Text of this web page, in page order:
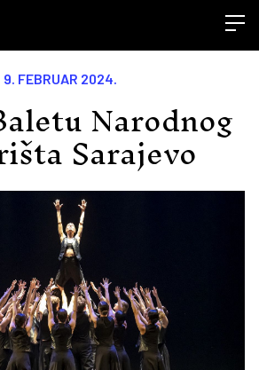
9. FEBRUAR 2024.
Narodnog
Sarajevo